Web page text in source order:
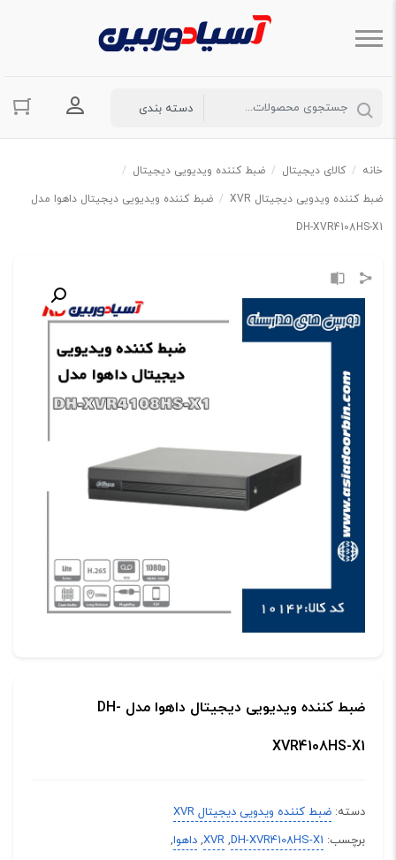
ورود به
خانه / کالای دیجیتال / ضبط کننده ویدیویی دیجیتال /
ضبط کننده ویدویی دیجیتال XVR
/ ضبط کننده ویدیویی دیجیتال داهوا مدل
DH-XVR4108HS-X1
ضبط کننده ویدیویی دیجیتال داهوا مدل DH-
XVR4108HS-X1
دسته: ضبط کننده ویدویی دیجیتال XVR
برچسب: DH-XVR4108HS-X1
,
XVR
, داهوا,